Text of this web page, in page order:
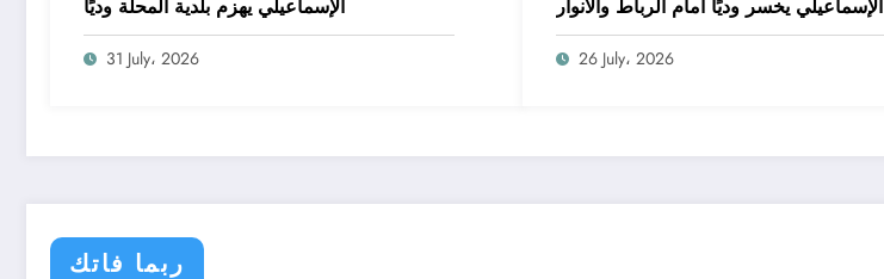
الإسماعيلي يهزم بلدية المحلة وديًا
31 July، 2026
الإسماعيلي يخسر وديًا أمام الرباط والأنوار
26 July، 2026
ربما فاتك